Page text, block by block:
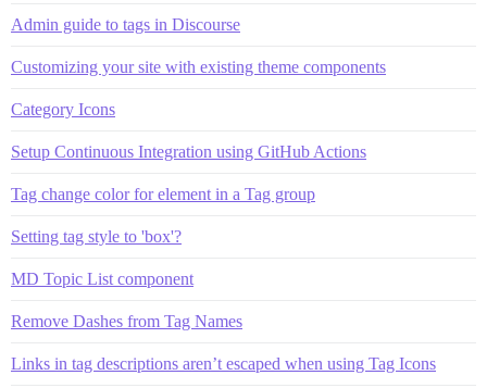
Admin guide to tags in Discourse
Customizing your site with existing theme components
Category Icons
Setup Continuous Integration using GitHub Actions
Tag change color for element in a Tag group
Setting tag style to 'box'?
MD Topic List component
Remove Dashes from Tag Names
Links in tag descriptions aren’t escaped when using Tag Icons